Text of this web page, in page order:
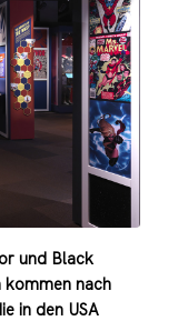
und Black
kommen nach
in den USA